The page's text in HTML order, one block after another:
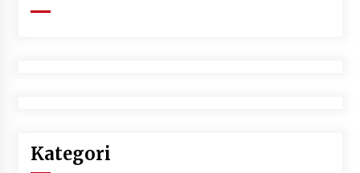
Kategori